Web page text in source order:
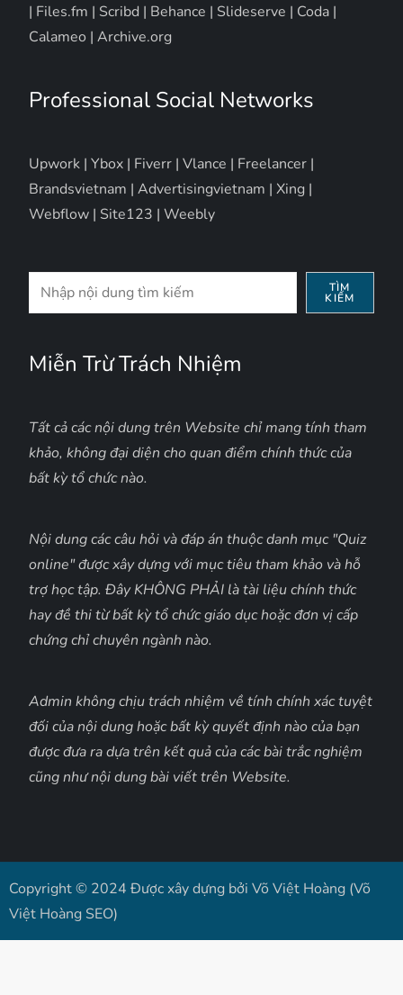
| Files.fm | Scribd | Behance | Slideserve | Coda |
Calameo |Archive.org
Professional Social Networks
Upwork |Ybox | Fiverr |Vlance | Freelancer |
Brandsvietnam |Advertisingvietnam |Xing |
Webflow | Site123 |Weebly
Tìm
kiếm
TÌM
KIẾM
Miễn Trừ Trách Nhiệm
Tất cả các nội dung trên Website chỉ mang tính tham
khảo, không đại diện cho quan điểm chính thức của
bất kỳ tổ chức nào.
Nội dung các câu hỏi và đáp án thuộc danh mục "Quiz
online" được xây dựng với mục tiêu tham khảo và hỗ
trợ học tập. Đây KHÔNG PHẢI là tài liệu chính thức
hay đề thi từ bất kỳ tổ chức giáo dục hoặc đơn vị cấp
chứng chỉ chuyên ngành nào.
Admin không chịu trách nhiệm về tính chính xác tuyệt
đối của nội dung hoặc bất kỳ quyết định nào của bạn
được đưa ra dựa trên kết quả của các bài trắc nghiệm
cũng như nội dung bài viết trên Website.
Copyright © 2024 Được xây dựng bởi Võ Việt Hoàng (Võ
Việt Hoàng SEO)